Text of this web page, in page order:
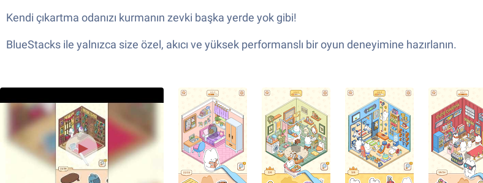
Kendi çıkartma odanızı kurmanın zevki başka yerde yok gibi!
BlueStacks ile yalnızca size özel, akıcı ve yüksek performanslı bir oyun deneyimine hazırlanın.